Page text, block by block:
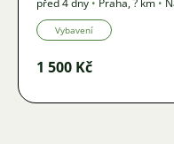
Vybavení
1 500 Kč